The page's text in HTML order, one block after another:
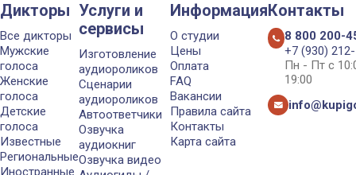
Дикторы
Все дикторы
Мужские
голоса
Женские
голоса
Детские
голоса
Известные
Региональные
Иностранные
Услуги и
сервисы
Изготовление
аудиороликов
Сценарии
аудиороликов
Автоответчики
Озвучка
аудиокниг
Озвучка видео
Информация
О студии
Цены
Оплата
FAQ
Вакансии
Правила сайта
Контакты
Карта сайта
Контакты
8 800 200-
+7 (930)
Пн - Пт с
19:00